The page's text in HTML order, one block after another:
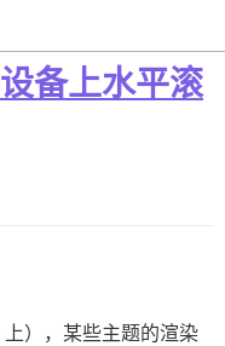
备上水平滚
上），某些主题的渲染